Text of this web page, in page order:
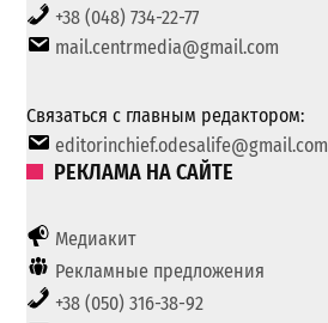
+38 (048) 734-22-77
mail.centrmedia@gmail.com
Связаться с главным редактором:
editorinchief.odesalife@gmail.com
РЕКЛАМА НА САЙТЕ
Медиакит
Рекламные предложения
+38 (050) 316-38-92